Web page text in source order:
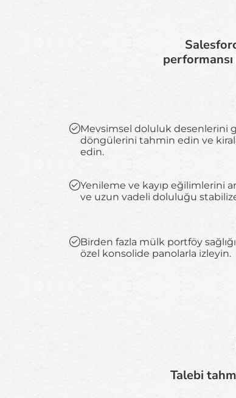
Mevsimsel doluluk desenlerini
döngülerini tahmin edin ve
edin.
Yenileme ve kayıp eğilimlerini
ve uzun vadeli doluluğu
Birden fazla mülk portföy
özel konsolide panolarla izleyin.
Talebi